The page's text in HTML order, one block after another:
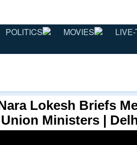
POLITICS MOVIES
Lokesh Briefs
Union Ministers |